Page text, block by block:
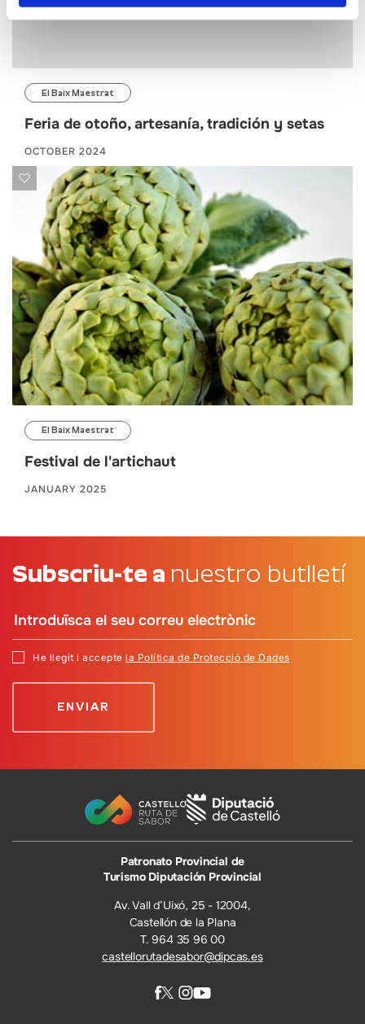
El Baix Maestrat
Feria de otoño, artesanía, tradición y setas
OCTOBER 2024
El Baix Maestrat
Festival de l'artichaut
JANUARY 2025
Subscriu-te a nuestro butlletí
He llegit i accepte la Política de Protecció de Dades
Patronato Provincial de
Turismo Diputación Provincial
Av. Vall d’Uixó, 25 - 12004,
Castellón de la Plana
T. 964 35 96 00
castellorutadesabor@dipcas.es